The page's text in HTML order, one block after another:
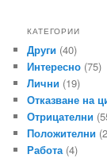
КАТЕГОРИИ
Други (40)
Интересно (75)
Лични (19)
Отказване на
Отрицателни
Положителни
Работа (4)